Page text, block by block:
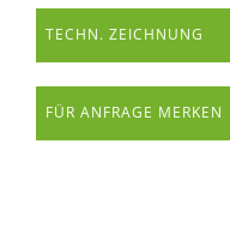
TECHN. ZEICHNUNG
FÜR ANFRAGE MERKEN